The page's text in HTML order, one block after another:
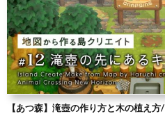
【あつ森】滝壺の作り方と木の植え